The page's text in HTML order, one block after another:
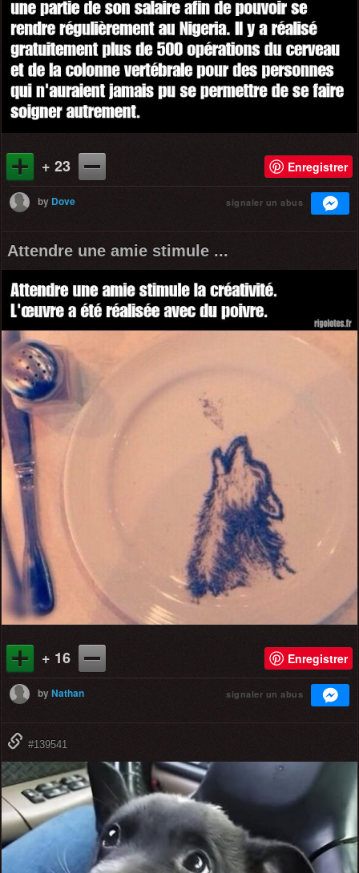
+ 23 Enregistrer
by Dove signaler un abus
Attendre une amie stimule ...
+ 16 Enregistrer
byNathan signaler un abus
#139541